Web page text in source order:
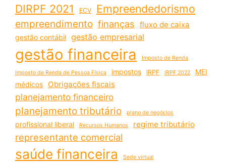
DIRPF 2021 ECV Empreendedorismo
empreendimento finanças fluxo de caixa
gestão contábil gestão empresarial
gestão financeira Imposto de Renda
Imposto de Renda de Pessoa Física impostos IRPF IRPF 2022
MEI
médicos
Obrigações fiscais
planejamento financeiro
planejamento tributário plano de negócios
profissional liberal Recursos Humanos regime tributário
representante comercial
saúde financeira Sede virtual